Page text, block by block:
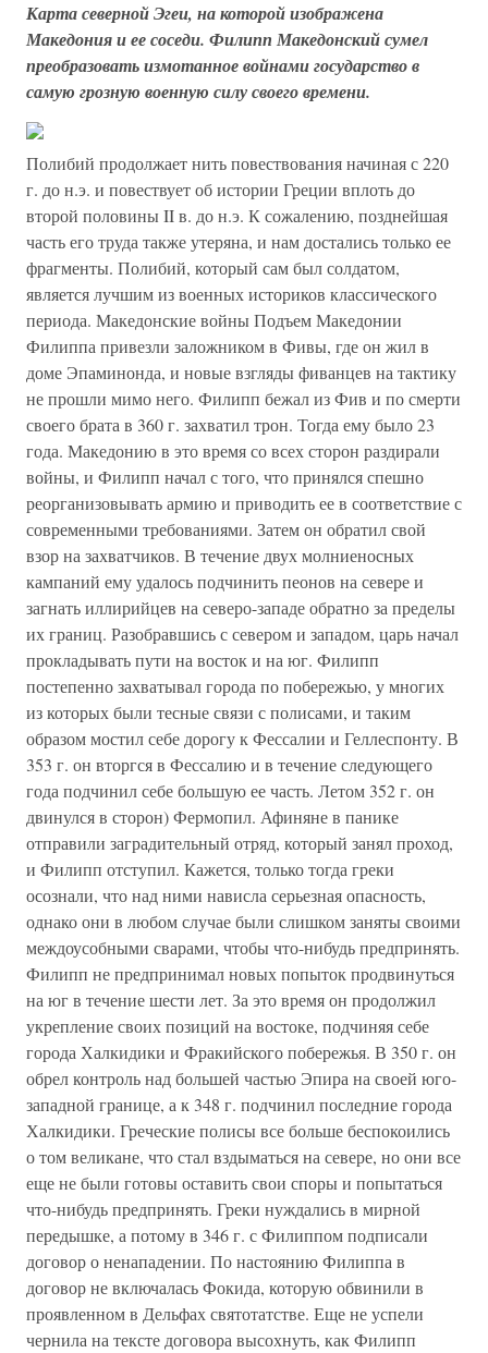
Карта северной Эгеи, на которой изображена
Македония и ее соседи. Филипп Македонский сумел
преобразовать измотанное войнами государство в
самую грозную военную силу своего времени.
Полибий продолжает нить повествования начиная с 220
г. до н.э. и повествует об истории Греции вплоть до
второй половины II в. до н.э. К сожалению, позднейшая
часть его труда также утеряна, и нам достались только ее
фрагменты. Полибий, который сам был солдатом,
является лучшим из военных историков классического
периода. Македонские войны Подъем Македонии
Филиппа привезли заложником в Фивы, где он жил в
доме Эпаминонда, и новые взгляды фиванцев на тактику
не прошли мимо него. Филипп бежал из Фив и по смерти
своего брата в 360 г. захватил трон. Тогда ему было 23
года. Македонию в это время со всех сторон раздирали
войны, и Филипп начал с того, что принялся спешно
реорганизовывать армию и приводить ее в соответствие с
современными требованиями. Затем он обратил свой
взор на захватчиков. В течение двух молниеносных
кампаний ему удалось подчинить пеонов на севере и
загнать иллирийцев на северо-западе обратно за пределы
их границ. Разобравшись с севером и западом, царь начал
прокладывать пути на восток и на юг. Филипп
постепенно захватывал города по побережью, у многих
из которых были тесные связи с полисами, и таким
образом мостил себе дорогу к Фессалии и Геллеспонту. В
353 г. он вторгся в Фессалию и в течение следующего
года подчинил себе большую ее часть. Летом 352 г. он
двинулся в сторон) Фермопил. Афиняне в панике
отправили заградительный отряд, который занял проход,
и Филипп отступил. Кажется, только тогда греки
осознали, что над ними нависла серьезная опасность,
однако они в любом случае были слишком заняты своими
междоусобными сварами, чтобы что-нибудь предпринять.
Филипп не предпринимал новых попыток продвинуться
на юг в течение шести лет. За это время он продолжил
укрепление своих позиций на востоке, подчиняя себе
города Халкидики и Фракийского побережья. В 350 г. он
обрел контроль над большей частью Эпира на своей юго-
западной границе, а к 348 г. подчинил последние города
Халкидики. Греческие полисы все больше беспокоились
о том великане, что стал вздыматься на севере, но они все
еще не были готовы оставить свои споры и попытаться
что-нибудь предпринять. Греки нуждались в мирной
передышке, а потому в 346 г. с Филиппом подписали
договор о ненападении. По настоянию Филиппа в
договор не включалась Фокида, которую обвинили в
проявленном в Дельфах святотатстве. Еще не успели
чернила на тексте договора высохнуть, как Филипп